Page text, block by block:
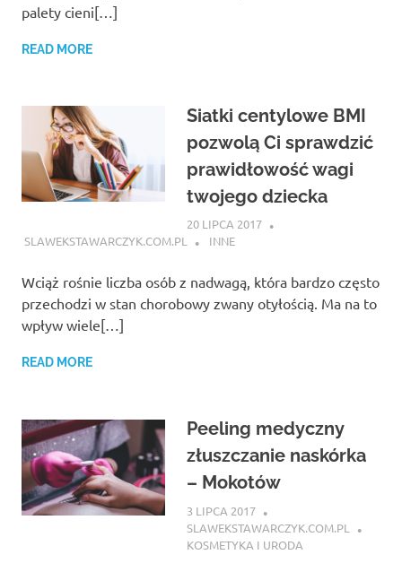
palety cieni[…]
READ MORE
Siatki centylowe BMI
pozwolą Ci sprawdzić
prawidłowość wagi
twojego dziecka
20 LIPCA 2017
SLAWEKSTAWARCZYK.COM.PL
INNE
Wciąż rośnie liczba osób z nadwagą, która bardzo często
przechodzi w stan chorobowy zwany otyłością. Ma na to
wpływ wiele[…]
READ MORE
Peeling medyczny
złuszczanie naskórka
– Mokotów
3 LIPCA 2017
SLAWEKSTAWARCZYK.COM.PL
KOSMETYKA I URODA